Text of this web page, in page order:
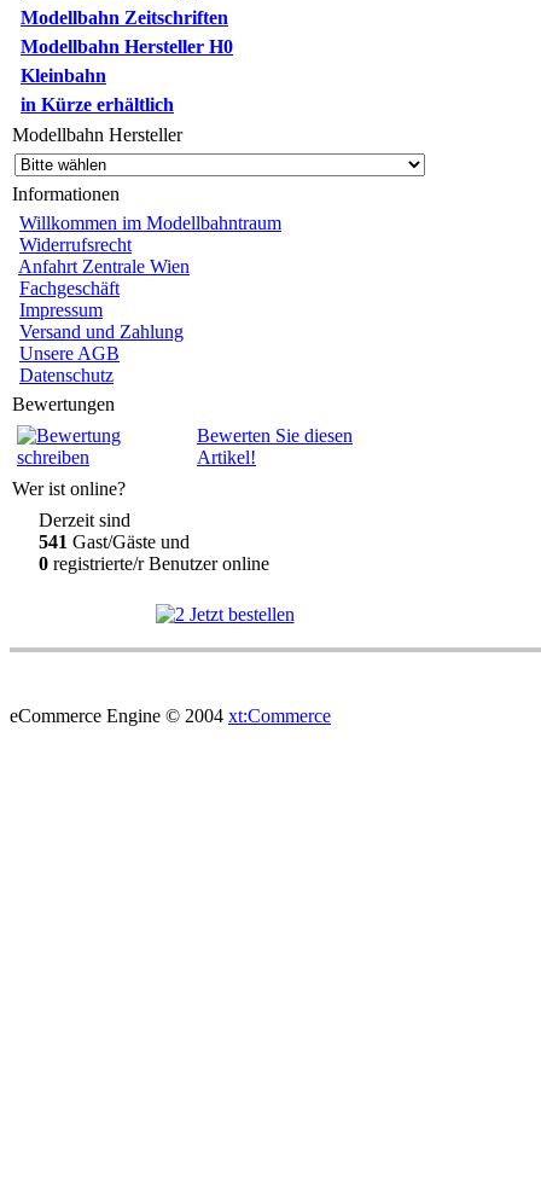
Modellbahn Zeitschriften
Modellbahn Hersteller H0
Kleinbahn
in Kürze erhältlich
Modellbahn Hersteller
Informationen
Willkommen im Modellbahntraum
Widerrufsrecht
Anfahrt Zentrale Wien
Fachgeschäft
Impressum
Versand und Zahlung
Unsere AGB
Datenschutz
Bewertungen
Bewerten Sie diesen
Artikel!
Wer ist online?
Derzeit sind
541 Gast/Gäste und
0 registrierte/r Benutzer online
eCommerce Engine © 2004 xt:Commerce